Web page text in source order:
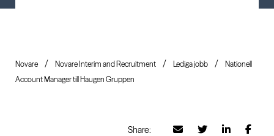
Novare Novare Interim and Recruitment Lediga jobb
Nationell
Account Manager till Haugen Gruppen
Share: